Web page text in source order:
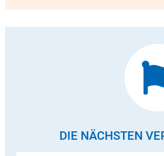
DIE NÄCHSTEN